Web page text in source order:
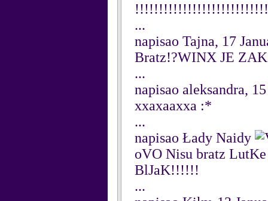
...
napisao Tajna, 17
Bratz!?WINX JE
...
napisao aleksandra,
xxaxaaxxa :*
...
napisao Łady Naidy
oVO Nisu bratz
BlJaK!!!!!!
...